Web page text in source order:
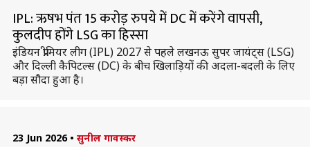
IPL: ऋषभ पंत 15 करोड़ रुपये में DC में करेंगे वापसी,
कुलदीप होंगे LSG का हिस्सा
इंडियन प्रीमियर लीग (IPL) 2027 से पहले लखनऊ सुपर जायंट्स (LSG)
और दिल्ली कैपिटल्स (DC) के बीच खिलाड़ियों की अदला-बदली के लिए
बड़ा सौदा हुआ है।
23 Jun 2026 • सुनील गावस्कर